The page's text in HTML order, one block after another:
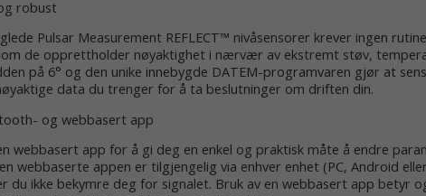
robust
Pulsar Measurement REFLECT™ nivåsensorer krever ingen
de opprettholder nøyaktighet i nærvær av ekstremt støv,
på 6° og den unike innebygde DATEM-programvaren gjør at
data du trenger for å ta beslutninger om driften din.
og webbasert app
webbasert app for å gi deg en enkel og praktisk måte å endre
webbaserte appen er tilgjengelig via enhver enhet (PC, Android
du ikke bekymre deg for signalet. Bruk av en webbasert app betyr